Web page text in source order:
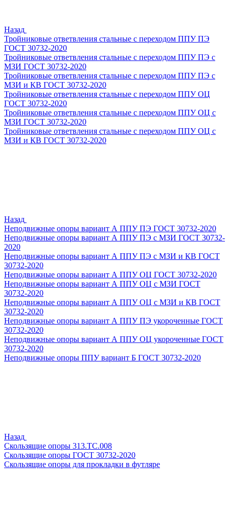
Назад
Тройниковые ответвления стальные с переходом ППУ ПЭ
ГОСТ 30732-2020
Тройниковые ответвления стальные с переходом ППУ ПЭ с
МЗИ ГОСТ 30732-2020
Тройниковые ответвления стальные с переходом ППУ ПЭ с
МЗИ и КВ ГОСТ 30732-2020
Тройниковые ответвления стальные с переходом ППУ ОЦ
ГОСТ 30732-2020
Тройниковые ответвления стальные с переходом ППУ ОЦ с
МЗИ ГОСТ 30732-2020
Тройниковые ответвления стальные с переходом ППУ ОЦ с
МЗИ и КВ ГОСТ 30732-2020
Назад
Неподвижные опоры вариант А ППУ ПЭ ГОСТ 30732-2020
Неподвижные опоры вариант А ППУ ПЭ с МЗИ ГОСТ 30732-
2020
Неподвижные опоры вариант А ППУ ПЭ с МЗИ и КВ ГОСТ
30732-2020
Неподвижные опоры вариант А ППУ ОЦ ГОСТ 30732-2020
Неподвижные опоры вариант А ППУ ОЦ с МЗИ ГОСТ
30732-2020
Неподвижные опоры вариант А ППУ ОЦ с МЗИ и КВ ГОСТ
30732-2020
Неподвижные опоры вариант А ППУ ПЭ укороченные ГОСТ
30732-2020
Неподвижные опоры вариант А ППУ ОЦ укороченные ГОСТ
30732-2020
Неподвижные опоры ППУ вариант Б ГОСТ 30732-2020
Назад
Скользящие опоры 313.ТС.008
Скользящие опоры ГОСТ 30732-2020
Скользящие опоры для прокладки в футляре